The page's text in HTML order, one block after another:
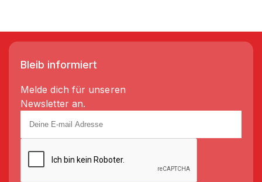
Bleib informiert
Melde dich für unseren
Newsletter an.